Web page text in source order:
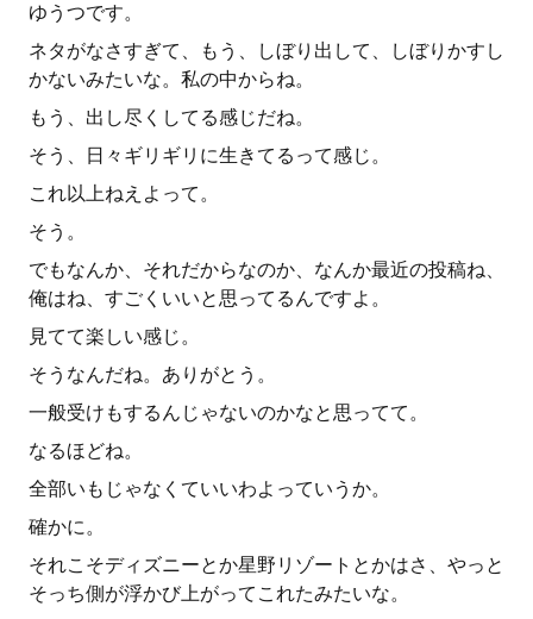
ゆうつです。
ネタがなさすぎて、もう、しぼり出して、しぼりかすし
かないみたいな。私の中からね。
もう、出し尽くしてる感じだね。
そう、日々ギリギリに生きてるって感じ。
これ以上ねえよって。
そう。
でもなんか、それだからなのか、なんか最近の投稿ね、
俺はね、すごくいいと思ってるんですよ。
見てて楽しい感じ。
そうなんだね。ありがとう。
一般受けもするんじゃないのかなと思ってて。
なるほどね。
全部いもじゃなくていいわよっていうか。
確かに。
それこそディズニーとか星野リゾートとかはさ、やっと
そっち側が浮かび上がってこれたみたいな。